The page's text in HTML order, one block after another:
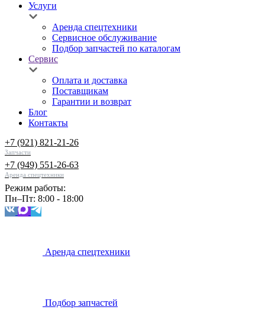
Услуги
Аренда спецтехники
Сервисное обслуживание
Подбор запчастей по каталогам
Сервис
Оплата и доставка
Поставщикам
Гарантии и возврат
Блог
Контакты
+7 (921) 821-21-26
Запчасти
+7 (949) 551-26-63
Аренда спецтехники
Режим работы:
Пн–Пт: 8:00 - 18:00
Аренда спецтехники
Подбор запчастей